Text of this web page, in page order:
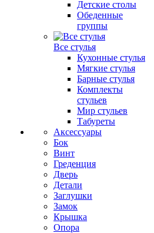
Детские столы
Обеденные
группы
Все стулья
Кухонные стулья
Мягкие стулья
Барные стулья
Комплекты
стульев
Мир стульев
Табуреты
Аксессуары
Бок
Винт
Греденция
Дверь
Детали
Заглушки
Замок
Крышка
Опора